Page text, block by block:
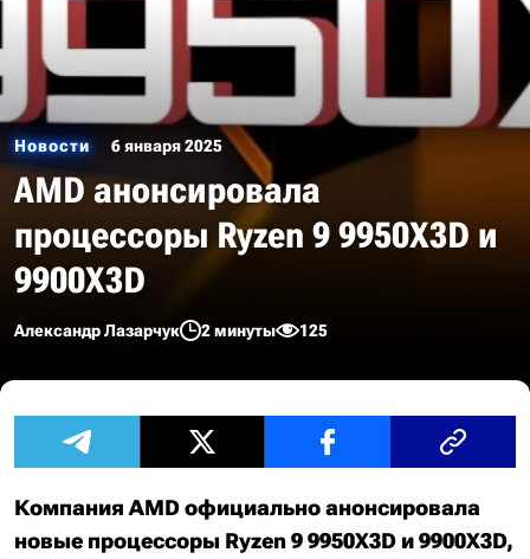
Новости 6 января 2025
AMD анонсировала
процессоры Ryzen 9 9950X3D и
9900X3D
Александр Лазарчук 2 минуты 125
Компания AMD официально анонсировала
новые процессоры Ryzen 9 9950X3D и 9900X3D,